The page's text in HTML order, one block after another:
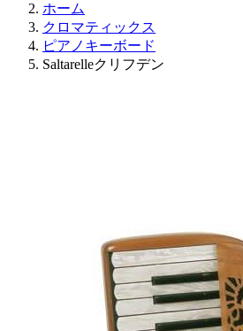
ホーム
クロマティックス
ピアノキーボード
Saltarelleクリフデン